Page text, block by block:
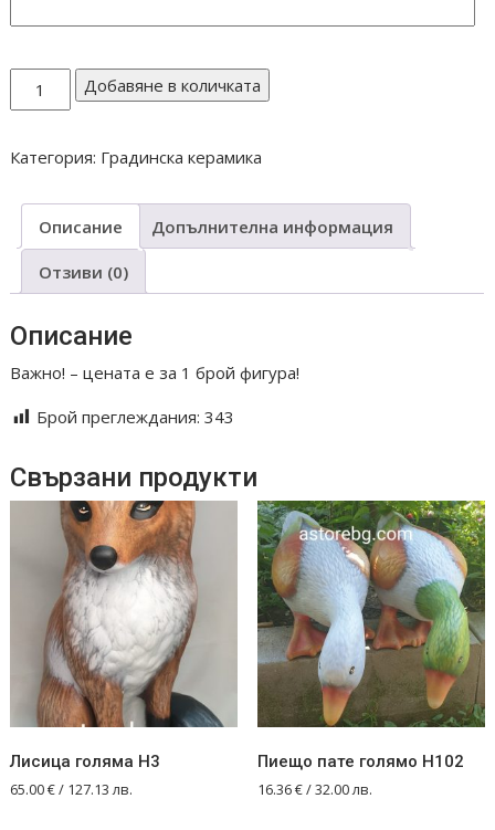
количество
за
АНГОРСКА
Добавяне в количката
Категория: Градинска керамика
Описание Допълнителна информация
Отзиви (0)
Описание
Важно! – цената е за 1 брой фигура!
Брой преглеждания: 343
Свързани продукти
Лисица голяма Н3
65.00€/ 127.13 лв.
Пиещо пате голямо Н102
16.36€/ 32.00 лв.